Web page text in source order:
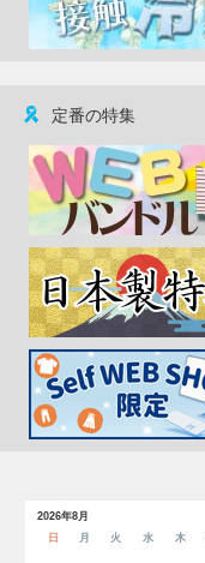
定番の特集
2026年8月
日
月 火 水 木